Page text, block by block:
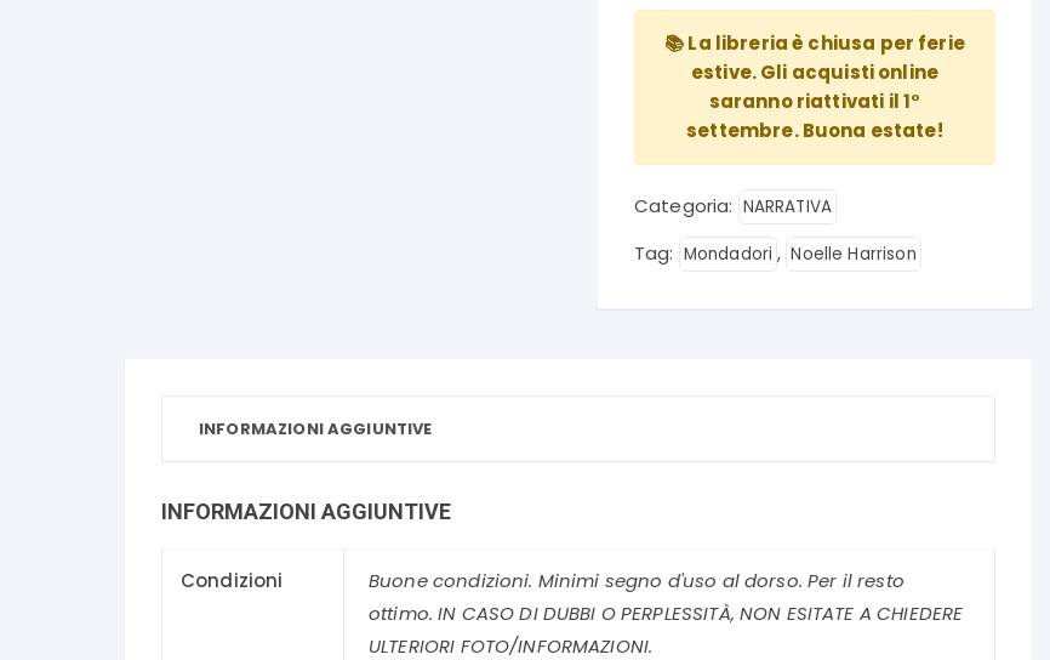
📚 La libreria è chiusa per ferie
estive. Gli acquisti online
saranno riattivati il 1°
settembre. Buona estate!
Categoria: NARRATIVA
Tag: Mondadori , Noelle Harrison
INFORMAZIONI AGGIUNTIVE
INFORMAZIONI AGGIUNTIVE
Condizioni
Buone condizioni. Minimi segno d'uso al dorso. Per il resto
ottimo. IN CASO DI DUBBI O PERPLESSITÀ, NON ESITATE A CHIEDERE
ULTERIORI FOTO/INFORMAZIONI.